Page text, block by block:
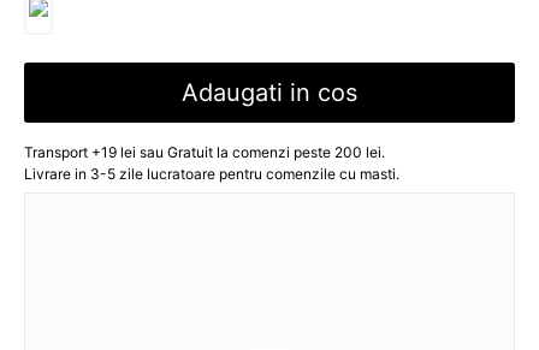
Adaugati in cos
Transport +19 lei sau Gratuit la comenzi peste 200 lei.
Livrare in 3-5 zile lucratoare pentru comenzile cu masti.